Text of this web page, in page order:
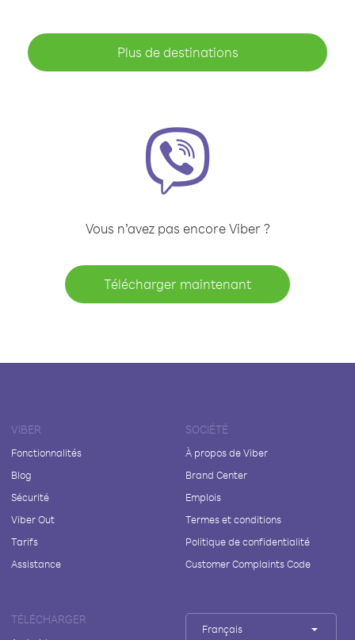
Plus de destinations
Vous n’avez pas encore Viber ?
Télécharger maintenant
VIBER
Fonctionnalités
Blog
Sécurité
Viber Out
Tarifs
Assistance
SOCIÉTÉ
À propos de Viber
Brand Center
Emplois
Termes et conditions
Politique de confidentialité
Customer Complaints Code
TÉLÉCHARGER
Français